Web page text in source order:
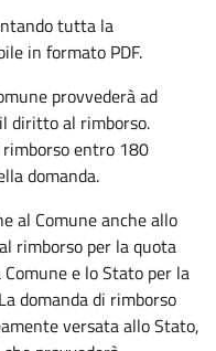
tutta la
in formato PDF.
provvederà ad
diritto al rimborso.
entro 180
domanda.
al Comune anche allo
rimborso per la quota
e lo Stato per la
domanda di rimborso
versata allo Stato,